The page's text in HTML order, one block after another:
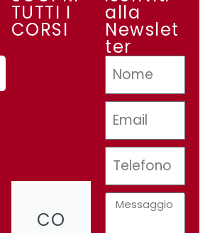
TUTTI I
CORSI
CO
alla
Newslet
ter